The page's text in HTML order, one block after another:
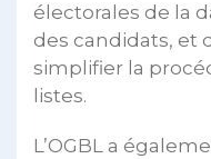
électorales de la
des candidats, et
simplifier la
listes.
L’OGBL a